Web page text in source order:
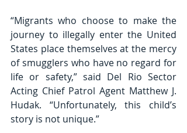
“Migrants who choose to make the
journey to illegally enter the United
States place themselves at the mercy
of smugglers who have no regard for
life or safety,” said Del Rio Sector
Acting Chief Patrol Agent Matthew J.
Hudak. “Unfortunately, this child’s
story is not unique.”